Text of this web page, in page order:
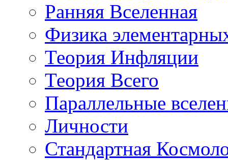
Ранняя Вселенная
Физика
Теория Инфляции
Теория Всего
Параллельные
Личности
Стандартная